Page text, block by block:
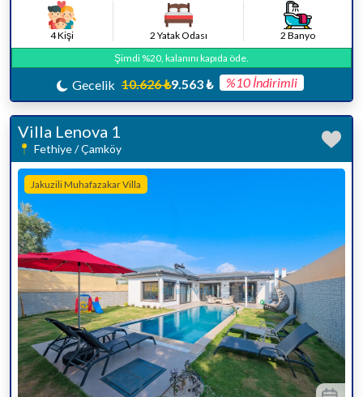
4 Kişi 2 Yatak Odası
2 Banyo
Şimdi %20, kalanını kapıda öde.
Gecelik 10.626 ₺9.563 ₺ %10 İndirimli
Villa Lenova 1
Fethiye / Çamköy
Jakuzili Muhafazakar Villa